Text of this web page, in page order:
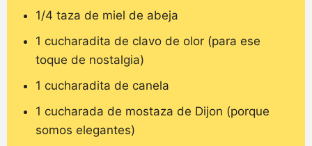
1/4 taza de miel de abeja
1 cucharadita de clavo de olor (para ese
toque de nostalgia)
1 cucharadita de canela
1 cucharada de mostaza de Dijon (porque
somos elegantes)